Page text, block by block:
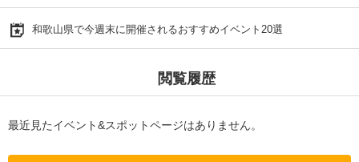
和歌山県で今週末に開催されるおすすめイベント20選
閲覧履歴
最近見たイベント&スポットページはありません。